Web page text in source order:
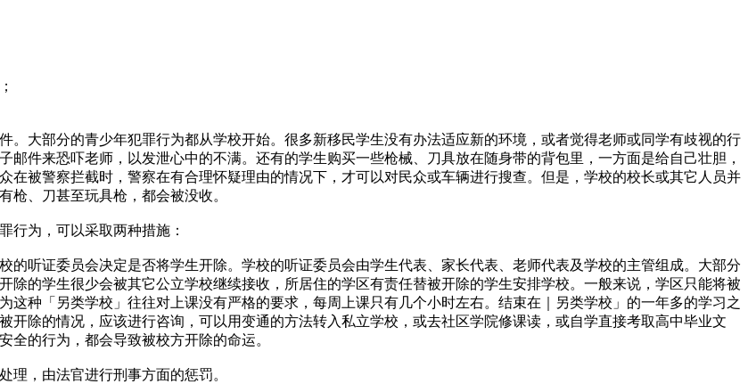
大部分的青少年犯罪行为都从学校开始。很多新移民学生没有办法适应新的环境，或者觉得老师或同学有歧视的行
件来恐吓老师，以发泄心中的不满。还有的学生购买一些枪械、刀具放在随身带的背包里，一方面是给自己壮胆，
在被警察拦截时，警察在有合理怀疑理由的情况下，才可以对民众或车辆进行搜查。但是，学校的校长或其它人员并
枪、刀甚至玩具枪，都会被没收。
行为，可以采取两种措施：
听证委员会决定是否将学生开除。学校的听证委员会由学生代表、家长代表、老师代表及学校的主管组成。大部分
的学生很少会被其它公立学校继续接收，所居住的学区有责任替被开除的学生安排学校。一般来说，学区只能将被
种「另类学校」往往对上课没有严格的要求，每周上课只有几个小时左右。结束在｜另类学校」的一年多的学习之
开除的情况，应该进行咨询，可以用变通的方法转入私立学校，或去社区学院修课读，或自学直接考取高中毕业文
全的行为，都会导致被校方开除的命运。
理，由法官进行刑事方面的惩罚。